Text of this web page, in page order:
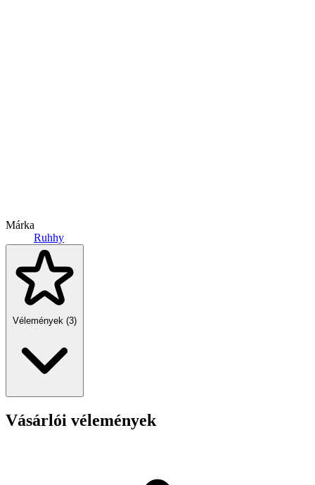
Márka
Ruhhy
Vélemények (3)
Vásárlói vélemények